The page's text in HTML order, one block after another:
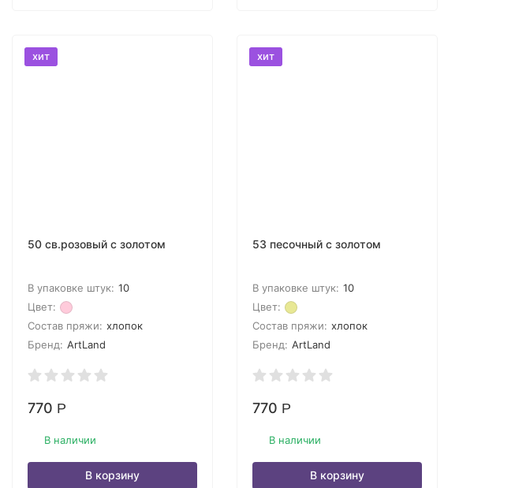
хит
50 св.розовый с золотом
В упаковке штук: 10
Цвет:
Состав пряжи: хлопок
Бренд: ArtLand
770 Р
В наличии
В корзину
хит
53 песочный с золотом
В упаковке штук: 10
Цвет:
Состав пряжи: хлопок
Бренд: ArtLand
770 Р
В наличии
В корзину